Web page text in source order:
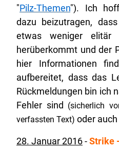
"Pilz-Themen"). Ich
dazu beizutragen,
etwas weniger elitär
herüberkommt und der
hier Informationen
aufbereitet, dass das
Rückmeldungen bin ich
Fehler sind (sicherlich
verfassten Text) oder
28. Januar 2016-Strike